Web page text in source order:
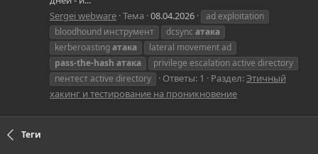
Sergei webware Тема 08.04.2026
ad exploitation
bloodhound инструмент
dcsync атака
kerberoastingатака
lateral movement ad
pass-the-hash атака
privilege escalation active directory
пентест active directory
Ответы: 1 Раздел:Этичный
хакинг и тестирование на проникновение
Теги